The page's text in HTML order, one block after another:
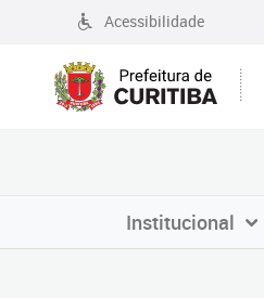
Acessibilidade
Institucional